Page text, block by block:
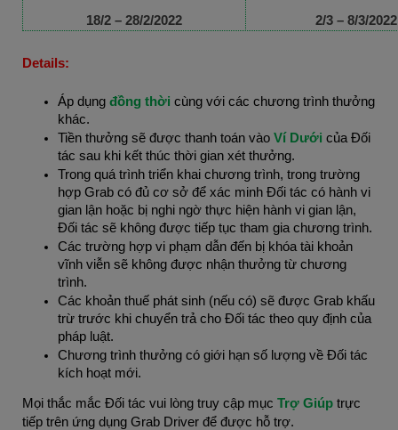
18/2 – 28/2/2022 2/3 – 8/3/2022
Details:
Áp dụng đồng thời cùng với các chương trình thưởng
khác.
Tiền thưởng sẽ được thanh toán vào Ví Dưới của Đối
tác sau khi kết thúc thời gian xét thưởng.
Trong quá trình triển khai chương trình, trong trường
hợp Grab có đủ cơ sở để xác minh Đối tác có hành vi
gian lận hoặc bị nghi ngờ thực hiện hành vi gian lận,
Đối tác sẽ không được tiếp tục tham gia chương trình.
Các trường hợp vi phạm dẫn đến bị khóa tài khoản
vĩnh viễn sẽ không được nhận thưởng từ chương
trình.
Các khoản thuế phát sinh (nếu có) sẽ được Grab khấu
trừ trước khi chuyển trả cho Đối tác theo quy định của
pháp luật.
Chương trình thưởng có giới hạn số lượng về Đối tác
kích hoạt mới.
Mọi thắc mắc Đối tác vui lòng truy cập mục Trợ Giúp trực
tiếp trên ứng dụng Grab Driver để được hỗ trợ.